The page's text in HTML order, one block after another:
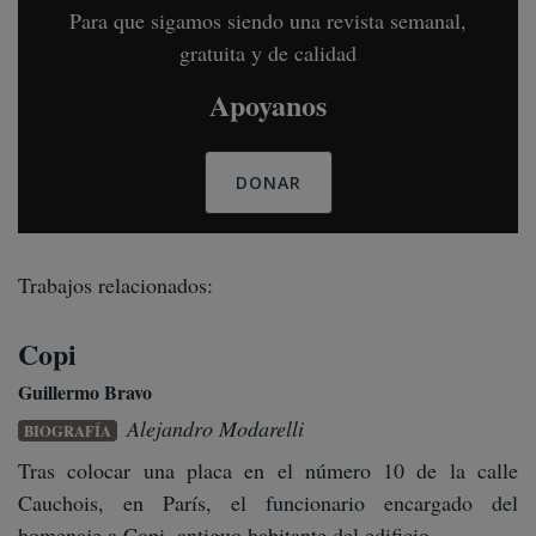
Para que sigamos siendo una revista semanal,
gratuita y de calidad
Apoyanos
DONAR
Trabajos relacionados:
Copi
Guillermo Bravo
BIOGRAFÍA
Alejandro Modarelli
Tras colocar una placa en el número 10 de la calle
Cauchois, en París, el funcionario encargado del